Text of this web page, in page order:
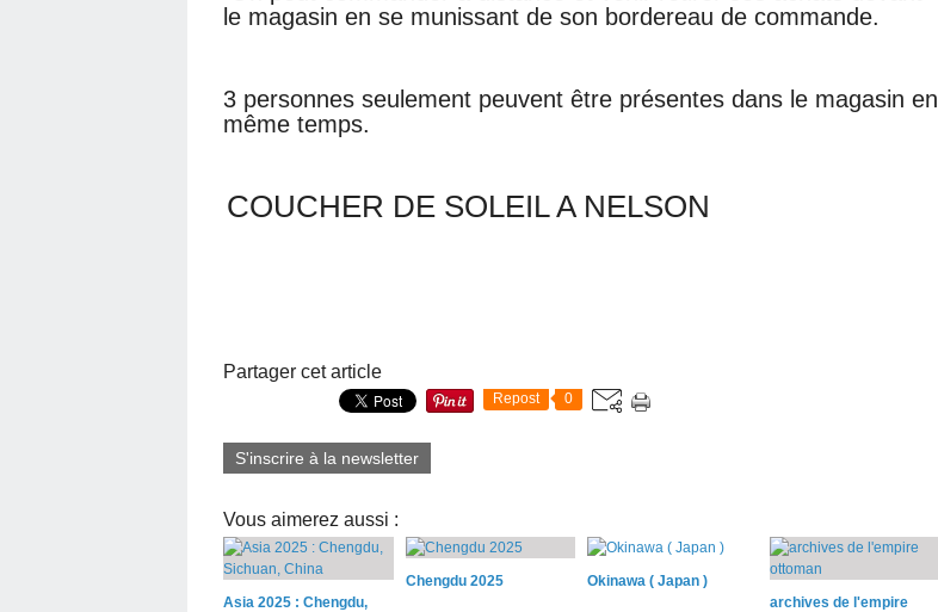
le magasin en se munissant de son bordereau de commande.
3 personnes seulement peuvent être présentes dans le magasin en
même temps.
COUCHER DE SOLEIL A NELSON
Partager cet article
Repost 0
S'inscrire à la newsletter
Vous aimerez aussi :
Asia 2025 : Chengdu,
Chengdu 2025
Okinawa ( Japan )
archives de l'empire